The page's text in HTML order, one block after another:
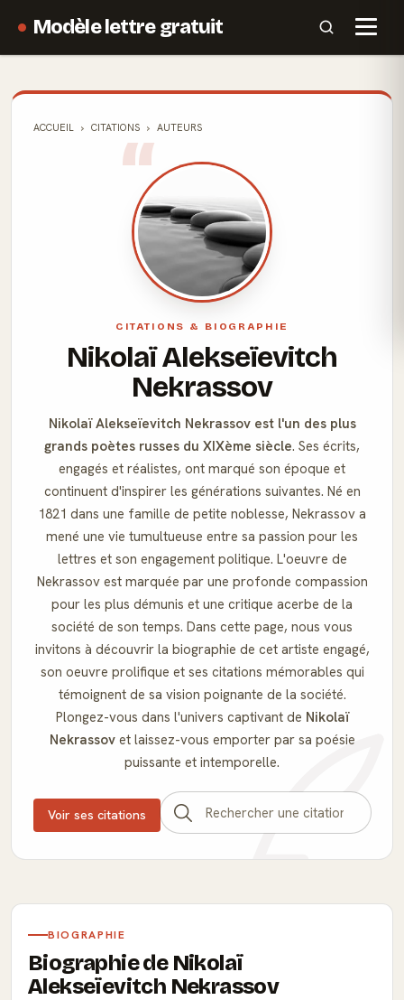
Modèle lettre gratuit
ACCUEIL CITATIONS AUTEURS
CITATIONS & BIOGRAPHIE
Nikolaï Alekseïevitch
Nekrassov
Nikolaï Alekseïevitch Nekrassov est l'un des plus
grands poètes russes du XIXème siècle. Ses écrits,
engagés et réalistes, ont marqué son époque et
continuent d'inspirer les générations suivantes. Né en
1821 dans une famille de petite noblesse, Nekrassov a
mené une vie tumultueuse entre sa passion pour les
lettres et son engagement politique. L'oeuvre de
Nekrassov est marquée par une profonde compassion
pour les plus démunis et une critique acerbe de la
société de son temps. Dans cette page, nous vous
invitons à découvrir la biographie de cet artiste engagé,
son oeuvre prolifique et ses citations mémorables qui
témoignent de sa vision poignante de la société.
Plongez-vous dans l'univers captivant de Nikolaï
Nekrassovet laissez-vous emporter par sa poésie
puissante et intemporelle.
Voir ses citations
BIOGRAPHIE
Biographie de Nikolaï
Alekseïevitch Nekrassov